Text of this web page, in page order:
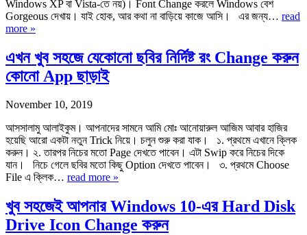
Windows XP বা Vista-তে নয়)। Font Change করলে Windows বেশ
Gorgeous দেখায়। যাই হোক, আর কথা না বাড়িয়ে কাজে আসি। এর জন্য… read
more »
এখন খুব সহজে যেকোনো ছবির নির্দিষ্ট রং Change করুন
কোনো App ছাড়াই
November 10, 2019
আসসালামু আলাইকুম। আপনাদের সামনে আমি মোঃ আনোয়ারুল আজিম আবার হাজির
হয়েছি আরো একটা নতুন Trick নিয়ে। চলুন শুরু করা যাক। ১. প্রথমে এখানে ক্লিক
করুন। ২. তারপর নিচের মতো Page দেখতে পাবেন। এটা Swip করে নিচের দিকে
যান। নিচে গেলে ছবির মতো কিছু Option দেখতে পাবেন। ৩. প্রথমে Choose
File এ ক্লিক… read more »
খুব সহজেই আপনার Windows 10-এর Hard Disk
Drive Icon Change করুন